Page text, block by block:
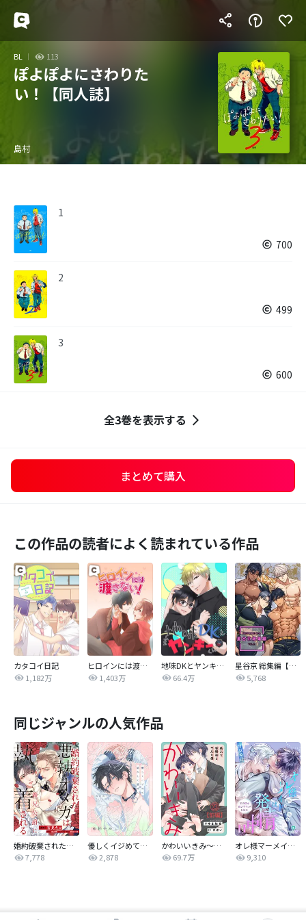
BL 113
ぽよぽよにさわりた
い！【同人誌】
島村
1
700
2
499
3
600
全3巻を表示する
まとめて購入
この作品の読者によく読まれている作品
カタコイ日記
1,182万
ヒロインには渡さない！
1,403万
地味DKとヤンキーくん
66.4万
星谷京 総集編【白抜き修正版】
5,768
同じジャンルの人気作品
婚約破棄された悪辣オメガは義兄公爵に執着される 【連載版】
7,778
優しくイジめて溶かして混ぜて
2,878
かわいいきみ～美人な幼馴染と平凡な僕～
69.7万
オレ様マーメイドは発情中～王子様は貧乏学生がお好き～
9,310